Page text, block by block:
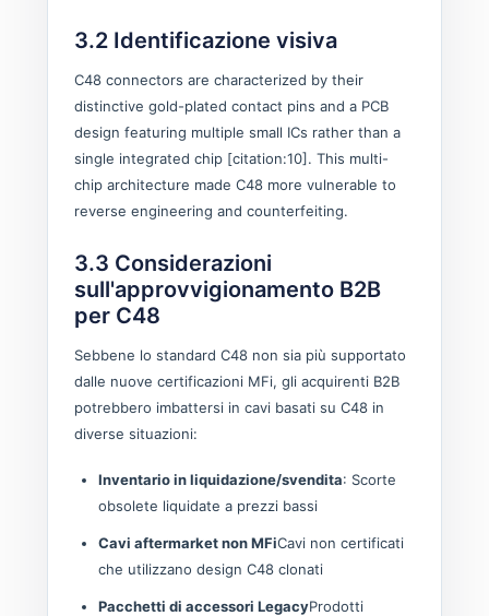
3.2 Identificazione visiva
C48 connectors are characterized by their
distinctive gold-plated contact pins and a PCB
design featuring multiple small ICs rather than a
single integrated chip [citation:10]. This multi-
chip architecture made C48 more vulnerable to
reverse engineering and counterfeiting.
3.3 Considerazioni
sull'approvvigionamento B2B
per C48
Sebbene lo standard C48 non sia più supportato
dalle nuove certificazioni MFi, gli acquirenti B2B
potrebbero imbattersi in cavi basati su C48 in
diverse situazioni:
Inventario in liquidazione/svendita: Scorte
obsolete liquidate a prezzi bassi
Cavi aftermarket non MFiCavi non certificati
che utilizzano design C48 clonati
Pacchetti di accessori LegacyProdotti